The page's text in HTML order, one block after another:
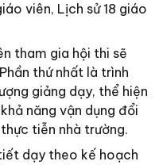
viên, Lịch sử 18 giáo
tham gia hội thi sẽ
thứ nhất là trình
giảng dạy, thể hiện
năng vận dụng đổi
tiễn nhà trường.
dạy theo kế hoạch